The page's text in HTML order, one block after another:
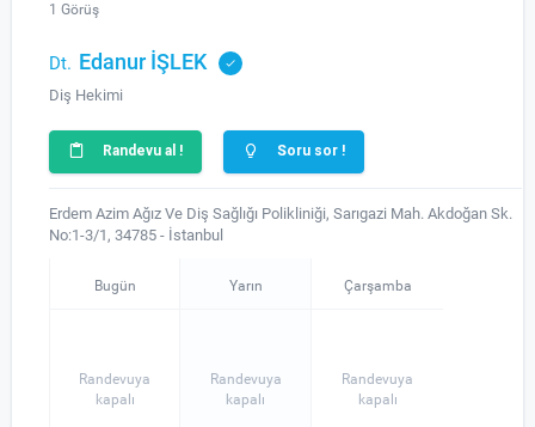
1 Görüş
Dt. Edanur İŞLEK
Diş Hekimi
Randevu al ! Soru sor !
Erdem Azim Ağız Ve Diş Sağlığı Polikliniği, Sarıgazi Mah. Akdoğan Sk.
No:1-3/1, 34785 - İstanbul
Bugün
Randevuya
kapalı
Yarın
Randevuya
kapalı
Çarşamba
Randevuya
kapalı